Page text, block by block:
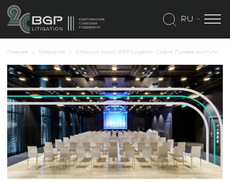
RU
Главная Медиахаб Старший юрист BGP Litigation София Лунева выступит на открытом вебинаре «Правовест Аудит»